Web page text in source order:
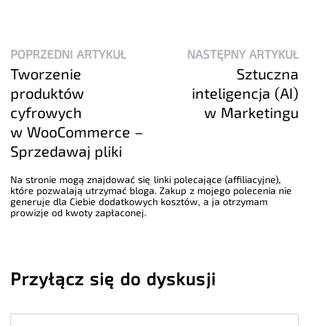
POPRZEDNI ARTYKUŁ
Tworzenie
produktów
cyfrowych
w WooCommerce –
Sprzedawaj pliki
NASTĘPNY ARTYKUŁ
Sztuczna
inteligencja (AI)
w Marketingu
Na stronie mogą znajdować się linki polecające (affiliacyjne),
które pozwalają utrzymać bloga. Zakup z mojego polecenia nie
generuje dla Ciebie dodatkowych kosztów, a ja otrzymam
prowizje od kwoty zapłaconej.
Przyłącz się do dyskusji